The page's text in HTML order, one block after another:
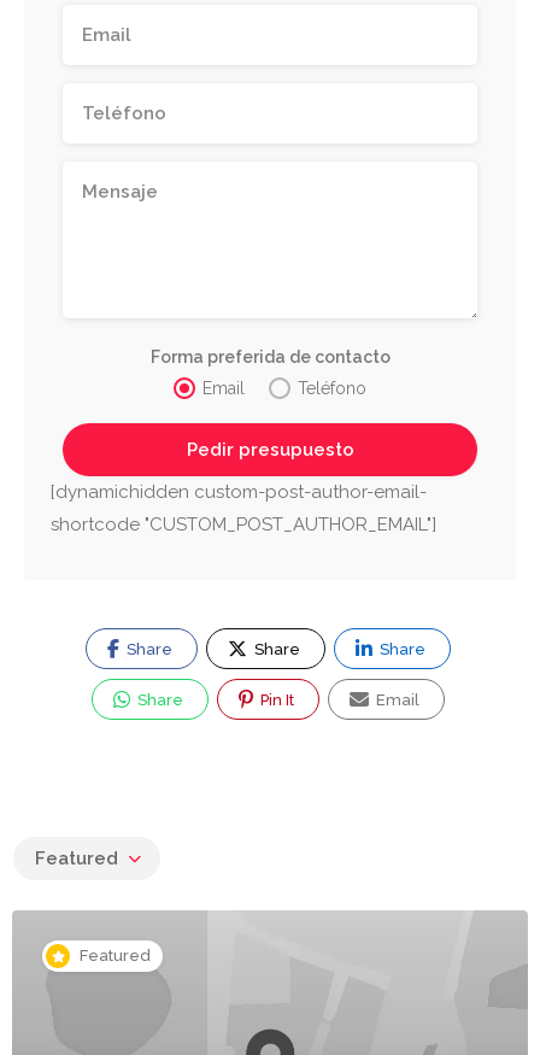
Forma preferida de contacto
Email
Teléfono
[dynamichidden custom-post-author-email-
shortcode "CUSTOM_POST_AUTHOR_EMAIL"]
Share Share Share
Share Pin It Email
Featured
Featured